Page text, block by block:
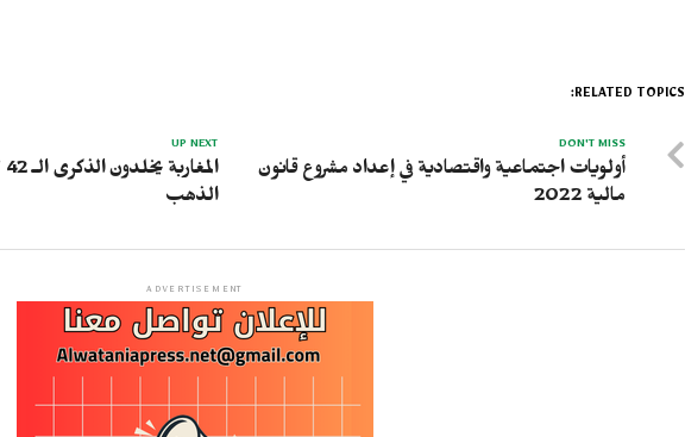
RELATED TOPICS:
UP NEXT
الذهب
DON'T MISS
أولويات اجتماعية واقتصادية في إعداد مشروع قانون
مالية 2022
ADVERTISEMENT